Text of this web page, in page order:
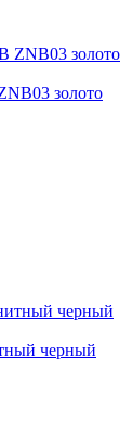
золото
черный